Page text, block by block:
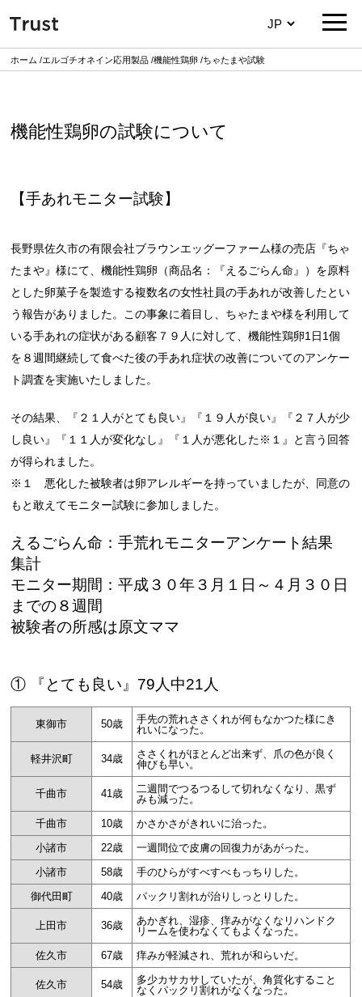
ホーム エルゴチオネイン応用製品 機能性鶏卵 ちゃたまや試験
機能性鶏卵の試験について
【手あれモニター試験】
長野県佐久市の有限会社ブラウンエッグーファーム様の売店『ちゃ
たまや』様にて、機能性鶏卵（商品名：『えるごらん命』）を原料
とした卵菓子を製造する複数名の女性社員の手あれが改善したとい
う報告がありました。この事象に着目し、ちゃたまや様を利用して
いる手あれの症状がある顧客７９人に対して、機能性鶏卵1日1個
を８週間継続して食べた後の手あれ症状の改善についてのアンケー
ト調査を実施いたしました。
その結果、『２１人がとても良い』『１９人が良い』『２７人が少
し良い』『１１人が変化なし』『１人が悪化した※１』と言う回答
が得られました。
※１ 悪化した被験者は卵アレルギーを持っていましたが、同意の
もと敢えてモニター試験に参加しました。
えるごらん命：手荒れモニターアンケート結果
集計
モニター期間：平成３０年３月１日～４月３０日
までの８週間
被験者の所感は原文ママ
① 『とても良い』79人中21人
東御市 50歳
手先の荒れささくれが何もなかつた様にき
れいになった。
軽井沢町 34歳
ささくれがほとんど出来ず、爪の色が良く
伸びも早い。
千曲市 41歳
二週間でつるつるして切れなくなり、黒ず
みも減った。
千曲市
10歳
かさかさがきれいに治った。
小諸市
22歳
一週間位で皮膚の回復力があがった。
小諸市
58歳
手のひらがすべすべもっちりした。
御代田町
40歳 パックリ割れが治りしっとりした。
上田市 36歳
あかぎれ、湿疹、痒みがなくなリハンドク
リームを使わなくてもよくなった。
佐久市
67歳 痒みが軽減され、荒れが和らいだ。
佐久市 54歳
多少カサカサしていたが、角質化すること
なくパックリ割れがなくなった。